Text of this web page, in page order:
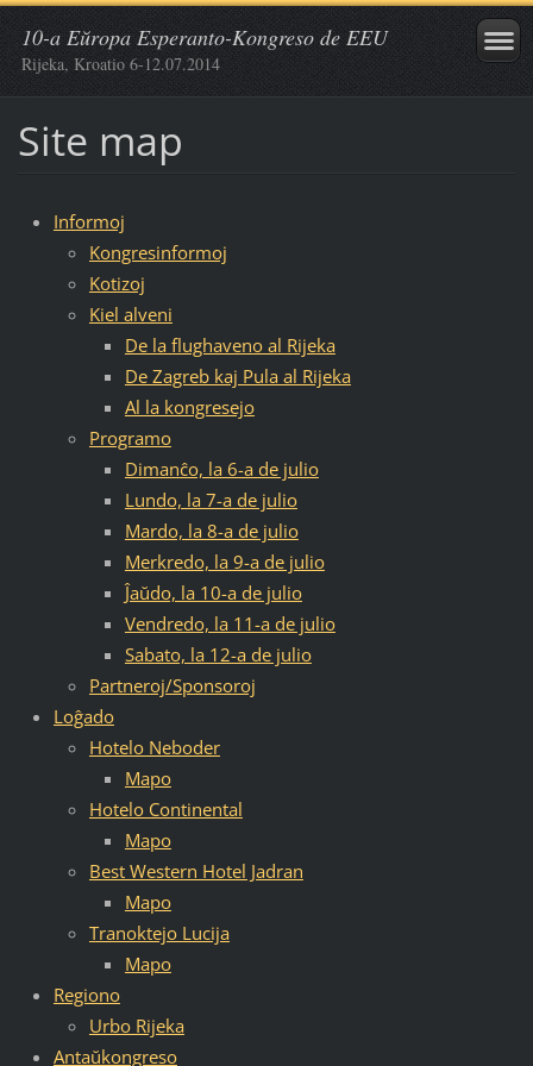
10-a Eŭropa Esperanto-Kongreso de EEU
Rijeka, Kroatio 6-12.07.2014
Site map
Informoj
Kongresinformoj
Kotizoj
Kiel alveni
De la flughaveno al Rijeka
De Zagreb kaj Pula al Rijeka
Al la kongresejo
Programo
Dimanĉo, la 6-a de julio
Lundo, la 7-a de julio
Mardo, la 8-a de julio
Merkredo, la 9-a de julio
Ĵaŭdo, la 10-a de julio
Vendredo, la 11-a de julio
Sabato, la 12-a de julio
Partneroj/Sponsoroj
Loĝado
Hotelo Neboder
Mapo
Hotelo Continental
Mapo
Best Western Hotel Jadran
Mapo
Tranoktejo Lucija
Mapo
Regiono
Urbo Rijeka
Antaŭkongreso